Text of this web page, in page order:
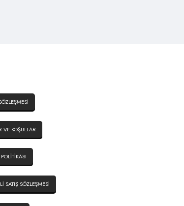
VE KOŞULLAR
SATIŞ SÖZLEŞMESİ